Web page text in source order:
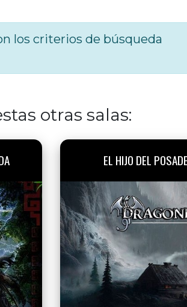
los criterios de búsqueda
otras salas:
EL HIJO DEL